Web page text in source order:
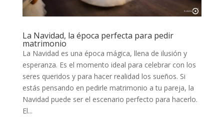
La Navidad, la época perfecta para pedir
matrimonio
La Navidad es una época mágica, llena de ilusión y
esperanza. Es el momento ideal para celebrar con los
seres queridos y para hacer realidad los sueños. Si
estás pensando en pedirle matrimonio a tu pareja, la
Navidad puede ser el escenario perfecto para hacerlo.
El...